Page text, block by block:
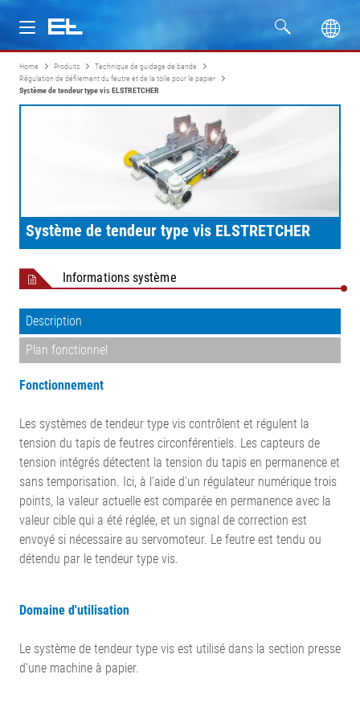
Produits
Formation
Home Produits
Technique de guidage de bande
Régulation de défilement du feutre et de la toile pour le papier
Système de tendeur type vis ELSTRETCHER
Système de tendeur type vis ELSTRETCHER
Informations système
Description
Plan fonctionnel
Fonctionnement
Les systèmes de tendeur type vis contrôlent et régulent la
tension du tapis de feutres circonférentiels. Les capteurs de
tension intégrés détectent la tension du tapis en permanence et
sans temporisation. Ici, à l'aide d'un régulateur numérique trois
points, la valeur actuelle est comparée en permanence avec la
valeur cible qui a été réglée, et un signal de correction est
envoyé si nécessaire au servomoteur. Le feutre est tendu ou
détendu par le tendeur type vis.
Domaine d'utilisation
Le système de tendeur type vis est utilisé dans la section presse
d'une machine à papier.